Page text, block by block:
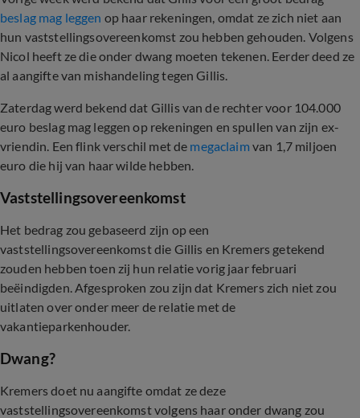
beslag mag leggen op haar rekeningen, omdat ze zich niet aan
hun vaststellingsovereenkomst zou hebben gehouden. Volgens
Nicol heeft ze die onder dwang moeten tekenen. Eerder deed ze
al aangifte van mishandeling tegen Gillis.
Zaterdag werd bekend dat Gillis van de rechter voor 104.000
euro beslag mag leggen op rekeningen en spullen van zijn ex-
vriendin. Een flink verschil met de megaclaim van 1,7 miljoen
euro die hij van haar wilde hebben.
Vaststellingsovereenkomst
Het bedrag zou gebaseerd zijn op een
vaststellingsovereenkomst die Gillis en Kremers getekend
zouden hebben toen zij hun relatie vorig jaar februari
beëindigden. Afgesproken zou zijn dat Kremers zich niet zou
uitlaten over onder meer de relatie met de
vakantieparkenhouder.
Dwang?
Kremers doet nu aangifte omdat ze deze
vaststellingsovereenkomst volgens haar onder dwang zou